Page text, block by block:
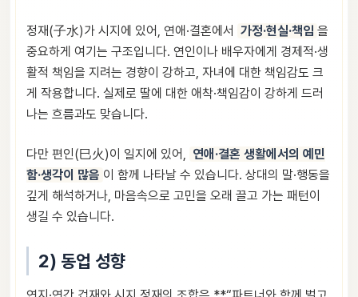
정재(子水)가 시지에 있어, 연애·결혼에서 가정·현실·책임 을
중요하게 여기는 구조입니다. 연인이나 배우자에게 경제적·생
활적 책임을 지려는 경향이 강하고, 자녀에 대한 책임감도 크
게 작용합니다. 실제로 딸에 대한 애착·책임감이 강하게 드러
나는 흐름과도 맞습니다.
다만 편인(巳火)이 일지에 있어, 연애·결혼 생활에서의 예민
함·생각이 많음 이 함께 나타날 수 있습니다. 상대의 말·행동을
깊게 해석하거나, 마음속으로 고민을 오래 끌고 가는 패턴이
생길 수 있습니다.
2) 동업 성향